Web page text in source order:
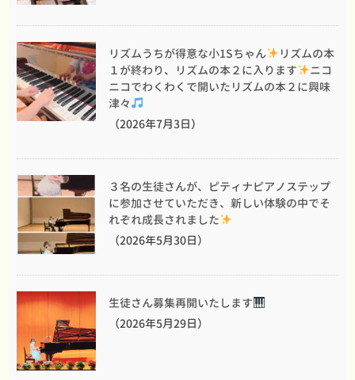
リズムうちが得意な小1Sちゃん
リズムの本
１が終わり、リズムの本２に入ります
ニコ
ニコでわくわくで開いたリズムの本２に興味
津々
（2026年7月3日）
３名の生徒さんが、ピティナピアノステップ
に参加させていただき、新しい体験の中でそ
れぞれ成長されました
（2026年5月30日）
生徒さん募集再開いたします
（2026年5月29日）